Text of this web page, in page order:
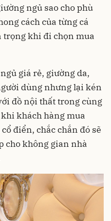
ngủ sao cho phù
cách của từng cá
trọng khi đi chọn mua
giá rẻ, giường da,
dùng nhưng lại kén
đồ nội thất trong cùng
khách hàng mua
điển, chắc chắn đó sẽ
cho không gian nhà